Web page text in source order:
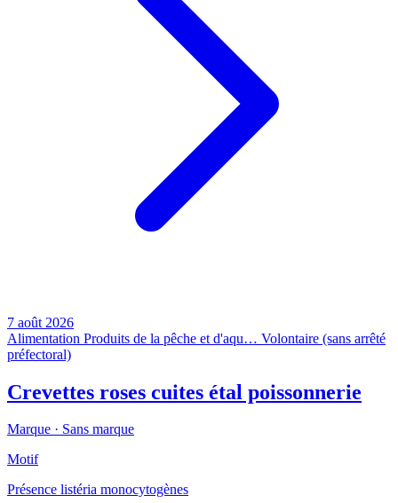
7 août 2026
Alimentation Produits de la pêche et d'aqu… Volontaire (sans arrêté
préfectoral)
Crevettes roses cuites étal poissonnerie
Marque · Sans marque
Motif
Présence listéria monocytogènes